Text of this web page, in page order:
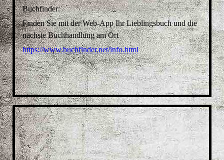
Buchfinder:
Finden Sie mit der Web-App Ihr Lieblingsbuch und die
nächste Buchhandlung am Ort
https://www.buchfinder.net/info.html